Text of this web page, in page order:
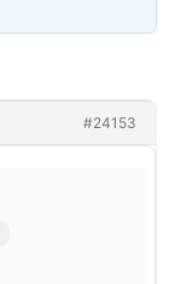
#24153